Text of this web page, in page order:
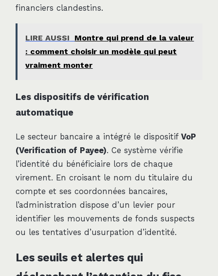
financiers clandestins.
LIRE AUSSI
Montre qui prend de la valeur
: comment choisir un modèle qui peut
vraiment monter
Les dispositifs de vérification
automatique
Le secteur bancaire a intégré le dispositif VoP
(Verification of Payee). Ce système vérifie
l’identité du bénéficiaire lors de chaque
virement. En croisant le nom du titulaire du
compte et ses coordonnées bancaires,
l’administration dispose d’un levier pour
identifier les mouvements de fonds suspects
ou les tentatives d’usurpation d’identité.
Les seuils et alertes qui